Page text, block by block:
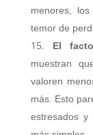
menores,
temor de
El
muestran
valoren
más. Esto
estresados y